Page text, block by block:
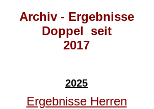
Archiv - Ergebnisse
Doppel seit
2017
2025
Ergebnisse Herren